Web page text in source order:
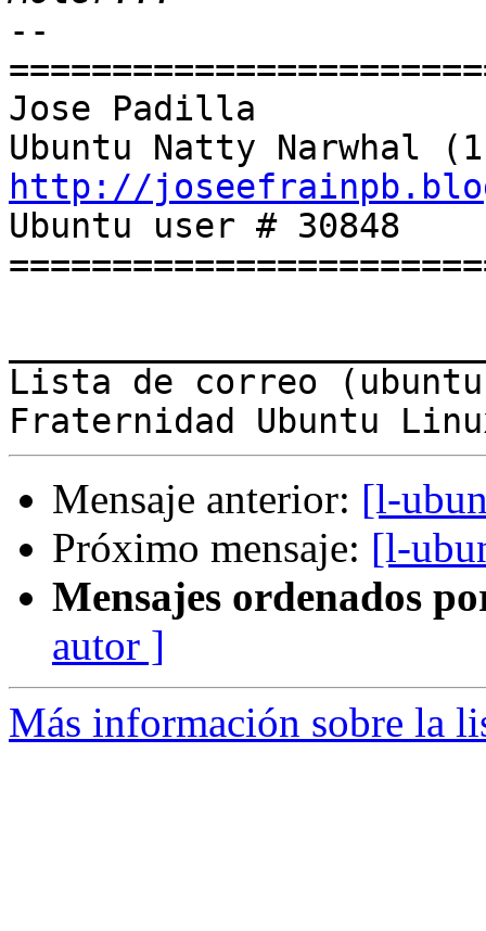
--
Jose Padilla
http://
Ubuntu user # 30848
Lista de correo
Mensaje anterior: [l-
Próximo mensaje: [l-
Mensajes ordenados
autor ]
Más información sobre la